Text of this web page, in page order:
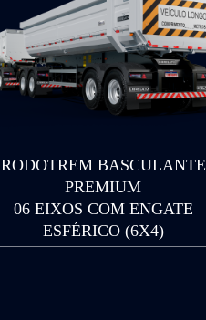
RODOTREM BASCULANTE
PREMIUM
06 EIXOS COM ENGATE
ESFÉRICO (6X4)